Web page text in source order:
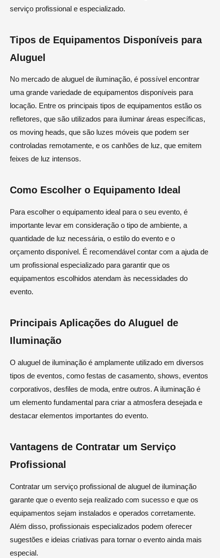
serviço profissional e especializado.
Tipos de Equipamentos Disponíveis para
Aluguel
No mercado de aluguel de iluminação, é possível encontrar
uma grande variedade de equipamentos disponíveis para
locação. Entre os principais tipos de equipamentos estão os
refletores, que são utilizados para iluminar áreas específicas,
os moving heads, que são luzes móveis que podem ser
controladas remotamente, e os canhões de luz, que emitem
feixes de luz intensos.
Como Escolher o Equipamento Ideal
Para escolher o equipamento ideal para o seu evento, é
importante levar em consideração o tipo de ambiente, a
quantidade de luz necessária, o estilo do evento e o
orçamento disponível. É recomendável contar com a ajuda de
um profissional especializado para garantir que os
equipamentos escolhidos atendam às necessidades do
evento.
Principais Aplicações do Aluguel de
Iluminação
O aluguel de iluminação é amplamente utilizado em diversos
tipos de eventos, como festas de casamento, shows, eventos
corporativos, desfiles de moda, entre outros. A iluminação é
um elemento fundamental para criar a atmosfera desejada e
destacar elementos importantes do evento.
Vantagens de Contratar um Serviço
Profissional
Contratar um serviço profissional de aluguel de iluminação
garante que o evento seja realizado com sucesso e que os
equipamentos sejam instalados e operados corretamente.
Além disso, profissionais especializados podem oferecer
sugestões e ideias criativas para tornar o evento ainda mais
especial.